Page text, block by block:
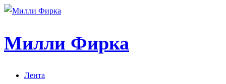
Милли Фирка
Лента